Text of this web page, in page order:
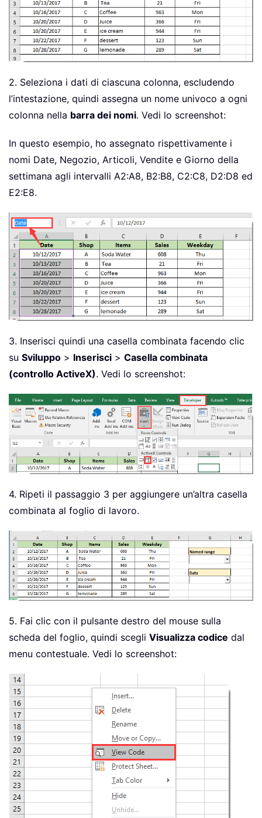
2. Seleziona i dati di ciascuna colonna, escludendo
l’intestazione, quindi assegna un nome univoco a ogni
colonna nella barra dei nomi. Vedi lo screenshot:
In questo esempio, ho assegnato rispettivamente i
nomi Date, Negozio, Articoli, Vendite e Giorno della
settimana agli intervalli A2:A8, B2:B8, C2:C8, D2:D8 ed
E2:E8.
3. Inserisci quindi una casella combinata facendo clic
su Sviluppo > Inserisci > Casella combinata
(controllo ActiveX). Vedi lo screenshot:
4. Ripeti il passaggio 3 per aggiungere un’altra casella
combinata al foglio di lavoro.
5. Fai clic con il pulsante destro del mouse sulla
scheda del foglio, quindi scegli Visualizza codice dal
menu contestuale. Vedi lo screenshot: